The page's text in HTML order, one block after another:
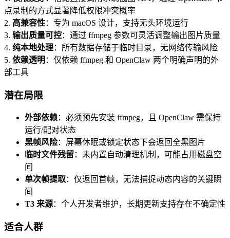
点录制的方式显著降低权限冲突概率
2. 高兼容性：专为 macOS 设计，支持无头环境运行
3. 输出质量可控：通过 ffmpeg 参数可灵活调整输出图片质量
4. 纯本地处理：所有数据存储于临时目录，无网络传输风险
5. 依赖透明 ：仅依赖 ffmpeg 和 OpenClaw 两个明确声明的外
部工具
潜在局限
外部依赖：必须预先安装 ffmpeg，且 OpenClaw 需保持
运行/配对状态
黑帧风险：屏幕休眠或锁定状态下会返回全黑图片
临时文件残留：未内置自动清理机制，可能占用磁盘空
间
单次帧提取：仅返回首帧，无法捕捉动态内容的关键瞬
间
T3 来源：个人开发者维护，长期更新支持存在不确定性
适合人群